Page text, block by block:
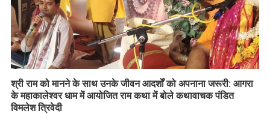
​श्री राम को मानने के साथ उनके जीवन आदर्शों को अपनाना जरूरी: आगरा
के महाकालेश्वर धाम में आयोजित राम कथा में बोले कथावाचक पंडित
विमलेश त्रिवेदी